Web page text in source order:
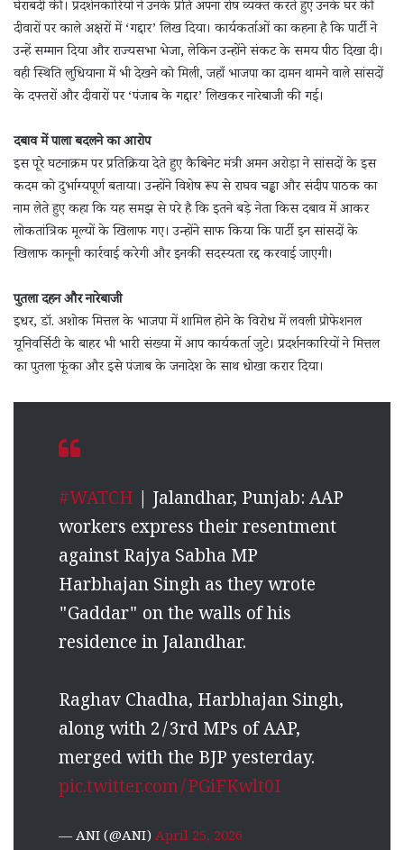
घेराबंदी की। प्रदर्शनकारियों ने उनके प्रति अपना रोष व्यक्त करते हुए उनके घर की
दीवारों पर काले अक्षरों में ‘गद्दार’ लिख दिया। कार्यकर्ताओं का कहना है कि पार्टी ने
उन्हें सम्मान दिया और राज्यसभा भेजा, लेकिन उन्होंने संकट के समय पीठ दिखा दी।
वही स्थिति लुधियाना में भी देखने को मिली, जहाँ भाजपा का दामन थामने वाले सांसदों
के दफ्तरों और दीवारों पर ‘पंजाब के गद्दार’ लिखकर नारेबाजी की गई।
दबाव में पाला बदलने का आरोप
इस पूरे घटनाक्रम पर प्रतिक्रिया देते हुए कैबिनेट मंत्री अमन अरोड़ा ने सांसदों के इस
कदम को दुर्भाग्यपूर्ण बताया। उन्होंने विशेष रूप से राघव चड्ढा और संदीप पाठक का
नाम लेते हुए कहा कि यह समझ से परे है कि इतने बड़े नेता किस दबाव में आकर
लोकतांत्रिक मूल्यों के खिलाफ गए। उन्होंने साफ किया कि पार्टी इन सांसदों के
खिलाफ कानूनी कार्रवाई करेगी और इनकी सदस्यता रद्द करवाई जाएगी।
पुतला दहन और नारेबाजी
इधर, डॉ. अशोक मित्तल के भाजपा में शामिल होने के विरोध में लवली प्रोफेशनल
यूनिवर्सिटी के बाहर भी भारी संख्या में आप कार्यकर्ता जुटे। प्रदर्शनकारियों ने मित्तल
का पुतला फूंका और इसे पंजाब के जनादेश के साथ धोखा करार दिया।
#WATCH | Jalandhar, Punjab: AAP
workers express their resentment
against Rajya Sabha MP
Harbhajan Singh as they wrote
"Gaddar" on the walls of his
residence in Jalandhar.
Raghav Chadha, Harbhajan Singh,
along with 2/3rd MPs of AAP,
merged with the BJP yesterday.
pic.twitter.com/PGiFKwlt0I
— ANI (@ANI)April 25, 2026